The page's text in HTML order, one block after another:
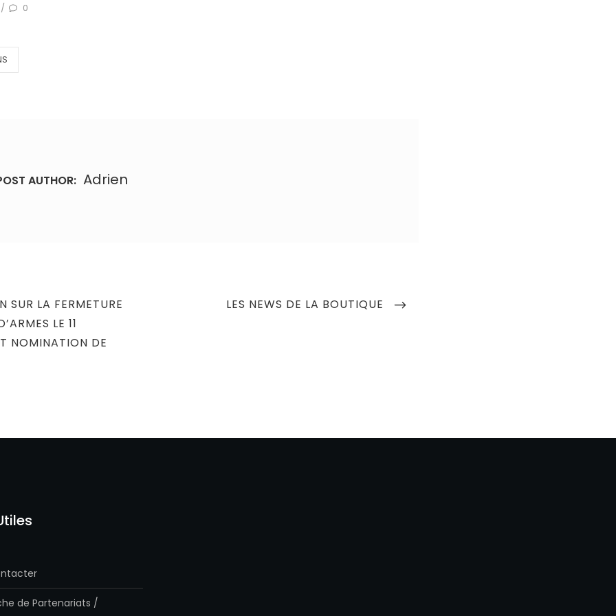
/ 0
AUTHOR: Adrien
SUR LA FERMETURE
LE 11
NOMINATION DE
NEXT
LES NEWS DE LA BOUTIQUE
de Partenariats /